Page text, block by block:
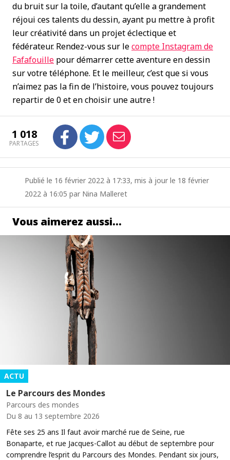
du bruit sur la toile, d’autant qu’elle a grandement
réjoui ces talents du dessin, ayant pu mettre à profit
leur créativité dans un projet éclectique et
fédérateur. Rendez-vous sur lecompte Instagram de
Fafafouille pour démarrer cette aventure en dessin
sur votre téléphone. Et le meilleur, c’est que si vous
n’aimez pas la fin de l’histoire, vous pouvez toujours
repartir de 0 et en choisir une autre !
1 018
PARTAGES
Publié le 16 février 2022 à 17:33, mis à jour le 18 février
2022 à 16:05 par Nina Malleret
Vous aimerez aussi…
ACTU
Le Parcours des Mondes
Parcours des mondes
Du 8 au 13 septembre 2026
Fête ses 25 ans Il faut avoir marché rue de Seine, rue
Bonaparte, et rue Jacques-Callot au début de septembre pour
comprendre l’esprit du Parcours des Mondes. Pendant six jours,